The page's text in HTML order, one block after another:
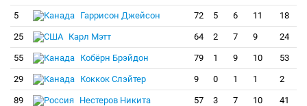
5 Гаррисон Джейсон 72 5 6 11 18
25 Карл Мэтт 64 2 7 9 24
55 Кобёрн Брэйдон 79 1 9 10 53
29 Коккок Слэйтер 9 0 1 1 2
89 Нестеров Никита 57 3 7 10 41